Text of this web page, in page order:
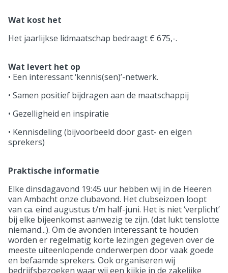
Wat kost het
Het jaarlijkse lidmaatschap bedraagt € 675,-.
Wat levert het op
• Een interessant ‘kennis(sen)’-netwerk.
• Samen positief bijdragen aan de maatschappij
• Gezelligheid en inspiratie
• Kennisdeling (bijvoorbeeld door gast- en eigen
sprekers)
Praktische informatie
Elke dinsdagavond 19:45 uur hebben wij in de Heeren
van Ambacht onze clubavond. Het clubseizoen loopt
van ca. eind augustus t/m half-juni. Het is niet ‘verplicht’
bij elke bijeenkomst aanwezig te zijn. (dat lukt tenslotte
niemand...). Om de avonden interessant te houden
worden er regelmatig korte lezingen gegeven over de
meeste uiteenlopende onderwerpen door vaak goede
en befaamde sprekers. Ook organiseren wij
bedrijfsbezoeken waar wij een kijkje in de zakelijke